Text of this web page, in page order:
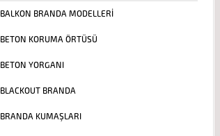
BALKON BRANDA MODELLERI
BETON KORUMA ÖRTÜSÜ
BETON YORGANI
BLACKOUT BRANDA
BRANDA KUMAŞLARI